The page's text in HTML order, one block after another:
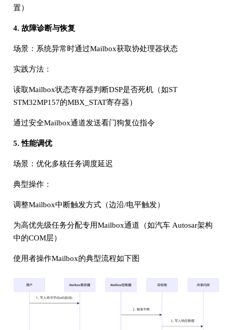
置）
4. 故障诊断与恢复
场景：系统异常时通过Mailbox获取协处理器状态
实践方法：
读取Mailbox状态寄存器判断DSP是否死机（如ST
STM32MP157的MBX_STAT寄存器）
通过安全Mailbox通道发送看门狗复位指令
5. 性能调优
场景：优化多核任务调度延迟
典型操作：
调整Mailbox中断触发方式（边沿/电平触发）
为高优先级任务分配专用Mailbox通道（如汽车 Autosar架构
中的COM层）
使用者操作Mailbox的典型流程如下图